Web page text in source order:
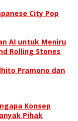
City Pop
AI untuk Meniru
Rolling Stones
Pramono dan
Konsep
Pihak